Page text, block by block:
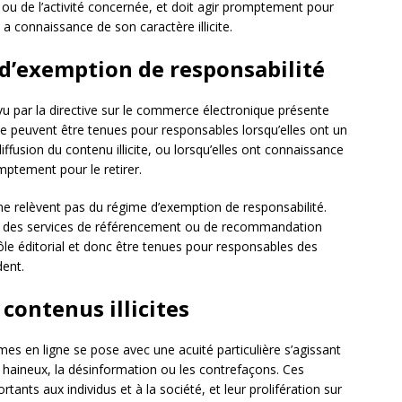
de l’activité concernée, et doit agir promptement pour
connaissance de son caractère illicite.
de responsabilité
par la directive sur le commerce électronique présente
être tenues pour responsables lorsqu’elles ont un
du contenu illicite, ou lorsqu’elles ont connaissance
pour le retirer.
relèvent pas du régime d’exemption de responsabilité.
services de référencement ou de recommandation
éditorial et donc être tenues pour responsables des
contenus illicites
en ligne se pose avec une acuité particulière s’agissant
la désinformation ou les contrefaçons. Ces
aux individus et à la société, et leur prolifération sur